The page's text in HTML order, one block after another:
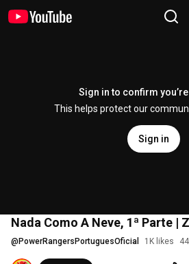
Sign in to confirm
This helps protect our
Sign in
Nada Como A Neve, 1ª Parte |
@ PowerRangersPortuguesOficial 1K likes